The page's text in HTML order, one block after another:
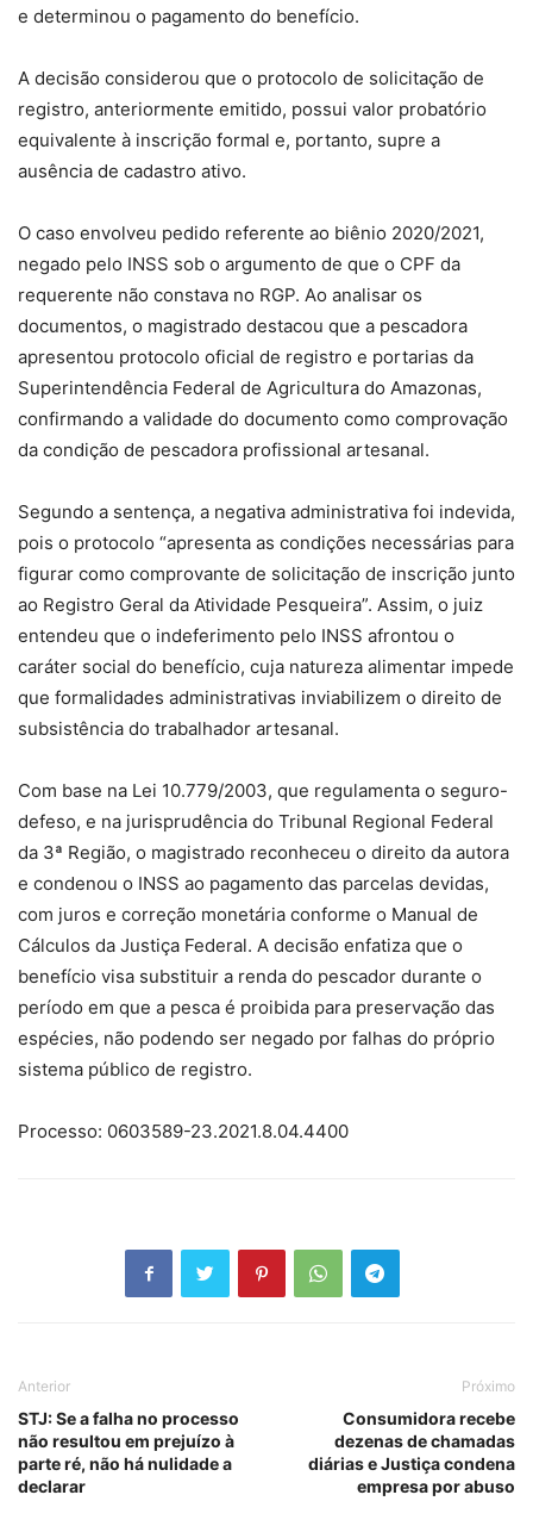
e determinou o pagamento do benefício.
A decisão considerou que o protocolo de solicitação de
registro, anteriormente emitido, possui valor probatório
equivalente à inscrição formal e, portanto, supre a
ausência de cadastro ativo.
O caso envolveu pedido referente ao biênio 2020/2021,
negado pelo INSS sob o argumento de que o CPF da
requerente não constava no RGP. Ao analisar os
documentos, o magistrado destacou que a pescadora
apresentou protocolo oficial de registro e portarias da
Superintendência Federal de Agricultura do Amazonas,
confirmando a validade do documento como comprovação
da condição de pescadora profissional artesanal.
Segundo a sentença, a negativa administrativa foi indevida,
pois o protocolo “apresenta as condições necessárias para
figurar como comprovante de solicitação de inscrição junto
ao Registro Geral da Atividade Pesqueira”. Assim, o juiz
entendeu que o indeferimento pelo INSS afrontou o
caráter social do benefício, cuja natureza alimentar impede
que formalidades administrativas inviabilizem o direito de
subsistência do trabalhador artesanal.
Com base na Lei 10.779/2003, que regulamenta o seguro-
defeso, e na jurisprudência do Tribunal Regional Federal
da 3ª Região, o magistrado reconheceu o direito da autora
e condenou o INSS ao pagamento das parcelas devidas,
com juros e correção monetária conforme o Manual de
Cálculos da Justiça Federal. A decisão enfatiza que o
benefício visa substituir a renda do pescador durante o
período em que a pesca é proibida para preservação das
espécies, não podendo ser negado por falhas do próprio
sistema público de registro.
Processo: 0603589-23.2021.8.04.4400
Anterior
STJ: Se a falha no processo
não resultou em prejuízo à
parte ré, não há nulidade a
declarar
Próximo
Consumidora recebe
dezenas de chamadas
diárias e Justiça condena
empresa por abuso